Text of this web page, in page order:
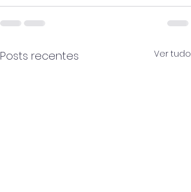
Posts recentes Ver tudo